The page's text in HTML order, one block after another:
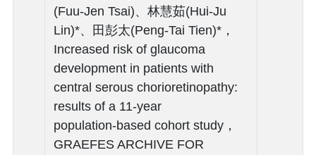
(Fuu-Jen Tsai)、林慧茹(Hui-Ju
Lin)*、田彭太(Peng-Tai Tien)*，
Increased risk of glaucoma
development in patients with
central serous chorioretinopathy:
results of a 11‑year
population‑based cohort study，
GRAEFES ARCHIVE FOR